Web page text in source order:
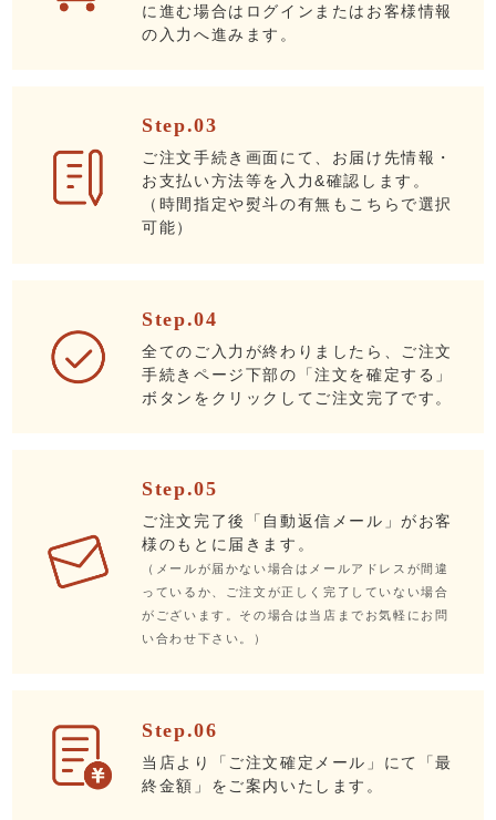
に進む場合はログインまたはお客様情報
の入力へ進みます。
Step.03
ご注文手続き画面にて、お届け先情報・
お支払い方法等を入力&確認します。
（時間指定や熨斗の有無もこちらで選択
可能）
Step.04
全てのご入力が終わりましたら、ご注文
手続きページ下部の「注文を確定する」
ボタンをクリックしてご注文完了です。
Step.05
ご注文完了後「自動返信メール」がお客
様のもとに届きます。
（メールが届かない場合はメールアドレスが間違
っているか、ご注文が正しく完了していない場合
がございます。その場合は当店までお気軽にお問
い合わせ下さい。）
Step.06
当店より「ご注文確定メール」にて「最
終金額」をご案内いたします。